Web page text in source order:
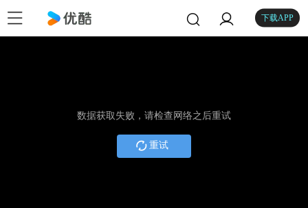
下载APP
数据获取失败，请检查网络之后重试
重试